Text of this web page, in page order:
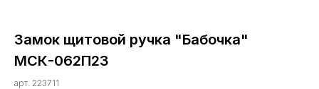
Замок щитовой ручка "Бабочка"
МСК-062П23
арт. 223711